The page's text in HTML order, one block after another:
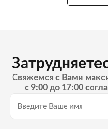
Свяжемся с Вами
с 9:00 до 17:00